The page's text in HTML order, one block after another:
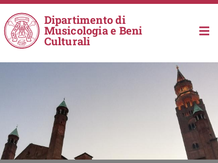
Salta al contenuto principale
Dipartimento di
Musicologia e Beni
Culturali